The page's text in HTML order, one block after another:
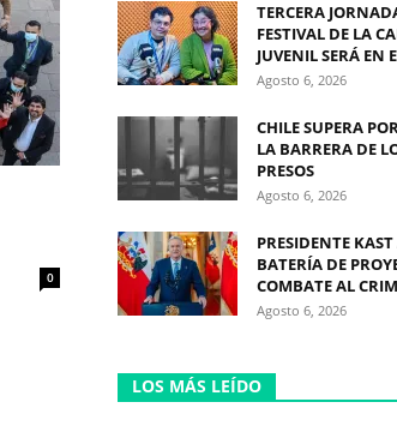
0
TERCERA
FESTIVAL DE LA
JUVENIL SERÁ EN
Agosto 6, 2026
CHILE SUPERA
LA BARRERA DE
PRESOS
Agosto 6, 2026
PRESIDENTE
BATERÍA DE
COMBATE AL
Agosto 6, 2026
LOS MÁS LEÍDO